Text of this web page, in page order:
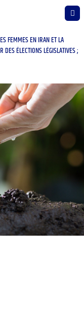
FEMMES EN IRAN ET LA
ÉLECTIONS LÉGISLATIVES ;